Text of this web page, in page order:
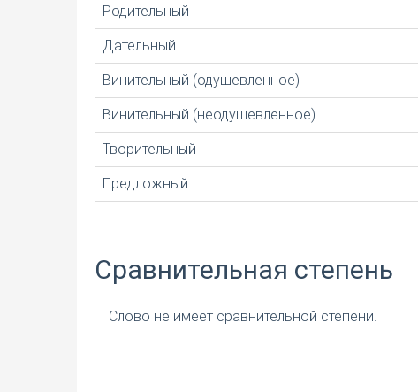
Родительный
Дательный
Винительный (одушевленное)
Винительный (неодушевленное)
Творительный
Предложный
Сравнительная степень
Слово не имеет сравнительной степени.